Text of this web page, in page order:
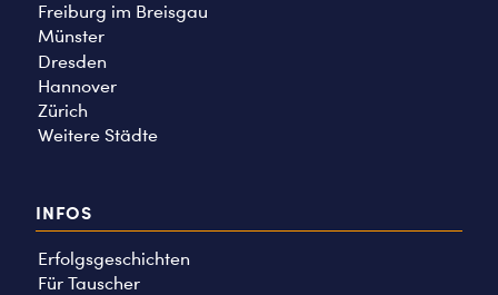
Freiburg im Breisgau
Münster
Dresden
Hannover
Zürich
Weitere Städte
INFOS
Erfolgsgeschichten
Für Tauscher